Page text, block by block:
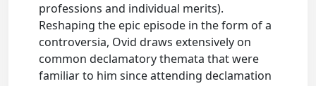
professions and individual merits).
Reshaping the epic episode in the form of a
controversia, Ovid draws extensively on
common declamatory themata that were
familiar to him since attending declamation